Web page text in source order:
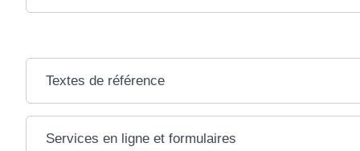
Textes de référence
Services en ligne et formulaires